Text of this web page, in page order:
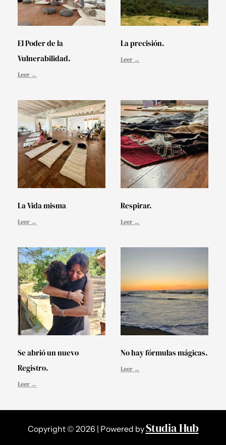
El Poder de la
Vulnerabilidad.
Leer →
La precisión.
Leer →
La Vida misma
Leer →
Respirar.
Leer →
Se abrió un nuevo
Registro.
Leer →
No hay fórmulas mágicas.
Leer →
Copyright © 2026 | Powered byStudia Hub